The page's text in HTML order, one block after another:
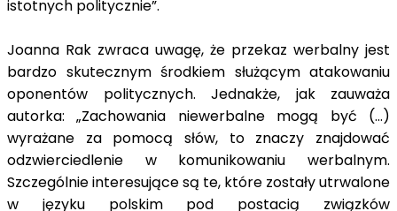
istotnych politycznie”.
Joanna Rak zwraca uwagę, że przekaz werbalny jest
bardzo skutecznym środkiem służącym atakowaniu
oponentów politycznych. Jednakże, jak zauważa
autorka: „Zachowania niewerbalne mogą być (…)
wyrażane za pomocą słów, to znaczy znajdować
odzwierciedlenie w komunikowaniu werbalnym.
Szczególnie interesujące są te, które zostały utrwalone
w języku polskim pod postacią związków